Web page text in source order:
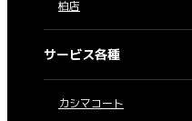
柏店
サービス各種
カシマコート